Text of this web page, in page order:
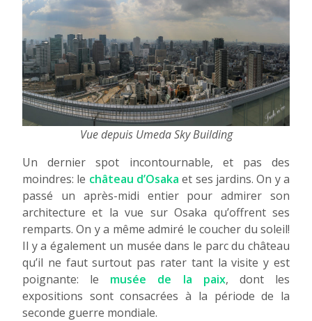
Vue depuis Umeda Sky Building
Un dernier spot incontournable, et pas des
moindres: le château d’Osaka et ses jardins. On y a
passé un après-midi entier pour admirer son
architecture et la vue sur Osaka qu’offrent ses
remparts. On y a même admiré le coucher du soleil!
Il y a également un musée dans le parc du château
qu’il ne faut surtout pas rater tant la visite y est
poignante: le musée de la paix, dont les
expositions sont consacrées à la période de la
seconde guerre mondiale.